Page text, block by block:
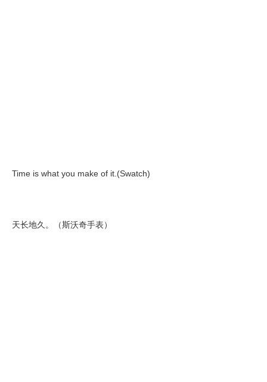
Time is what you make of it.(Swatch)
天长地久。（斯沃奇手表）